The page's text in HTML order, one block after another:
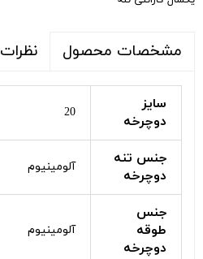
مشخصات محصول نظرات
سایز
دوچرخه
20
جنس تنه
دوچرخه
آلومینیوم
جنس
طوقه
دوچرخه
آلومینیوم